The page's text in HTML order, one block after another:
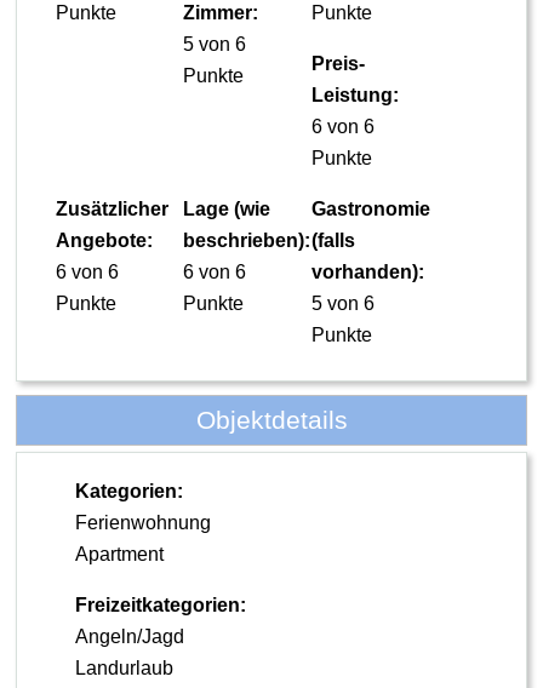
Punkte
Zimmer:
5 von 6
Punkte
Punkte
Preis-
Leistung:
6 von 6
Punkte
Zusätzlicher
Angebote:
6 von 6
Punkte
Lage (wie
beschrieben):
6 von 6
Punkte
Gastronomie
(falls
vorhanden):
5 von 6
Punkte
Objektdetails
Kategorien:
Ferienwohnung
Apartment
Freizeitkategorien:
Angeln/Jagd
Landurlaub